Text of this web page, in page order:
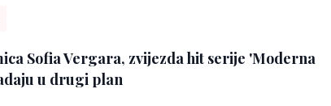
Sofia Vergara, zvijezda hit serije 'Moderna
u drugi plan